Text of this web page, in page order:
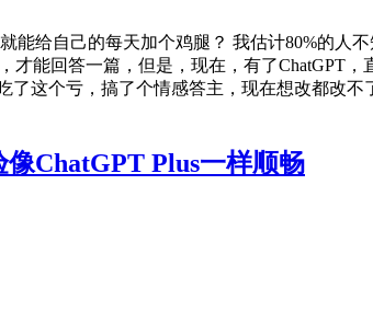
给自己的每天加个鸡腿？ 我估计80%的人
能回答一篇，但是，现在，有了ChatGPT
这个亏，搞了个情感答主，现在想改都改
ChatGPT Plus一样顺畅